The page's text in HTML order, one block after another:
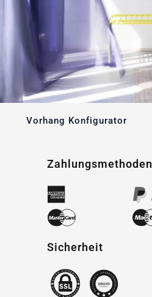
Vorhang Konfigurator
Zahlungsmethoden
Sicherheit